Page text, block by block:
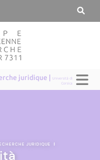
juridique |Università di
Corsica
JURIDIQUE |